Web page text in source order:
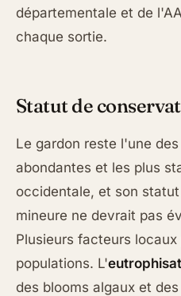
départementale et de
chaque sortie.
Statut de
Le gardon reste l'une
abondantes et les plus
occidentale, et son
mineure ne devrait pas
Plusieurs facteurs
populations. L'
des blooms algaux et